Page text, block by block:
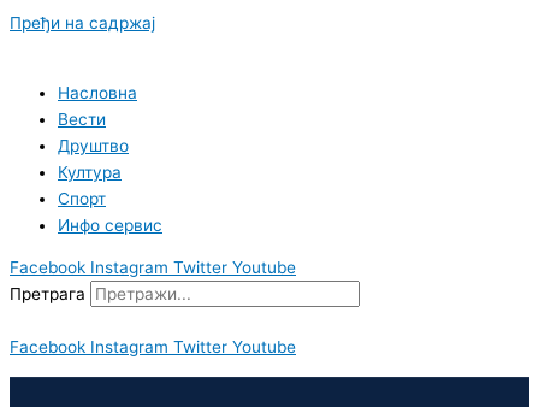
Пређи на садржај
Насловна
Вести
Друштво
Култура
Спорт
Инфо сервис
Facebook Instagram Twitter Youtube
Претрага
Facebook Instagram Twitter Youtube